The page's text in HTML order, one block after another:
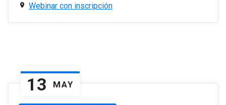
Webinar con inscripción
13 MAY